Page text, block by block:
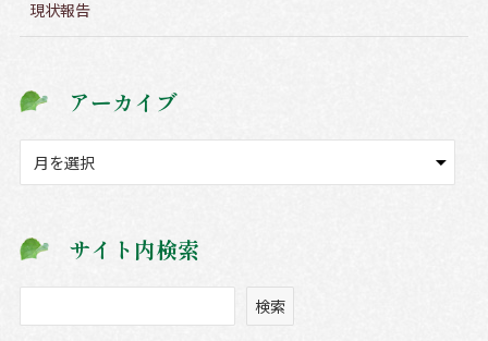
現状報告
アーカイブ
イ
ブ
サイト内検索
索
検索